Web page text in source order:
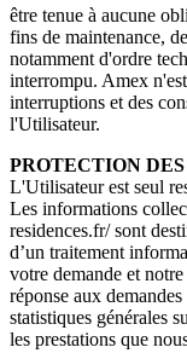
être tenue à aucune
fins de maintenance,
notamment d'ordre
interrompu. Amex
interruptions et des
l'Utilisateur.
PROTECTION
L'Utilisateur est seul
Les informations
residences.fr/ sont
d’un traitement
votre demande et
réponse aux
statistiques générales
les prestations que